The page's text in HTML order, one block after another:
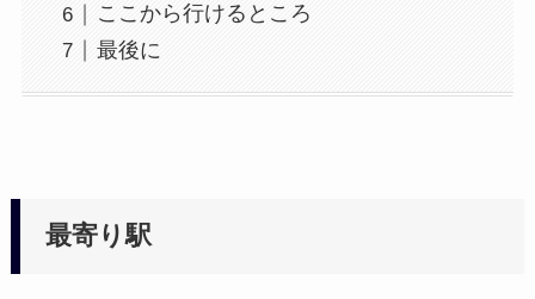
ここから行けるところ
最後に
最寄り駅